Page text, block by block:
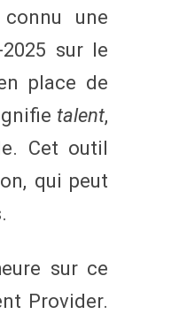
une
sur le
place de
talent,
Cet outil
qui peut
sur ce
Provider.